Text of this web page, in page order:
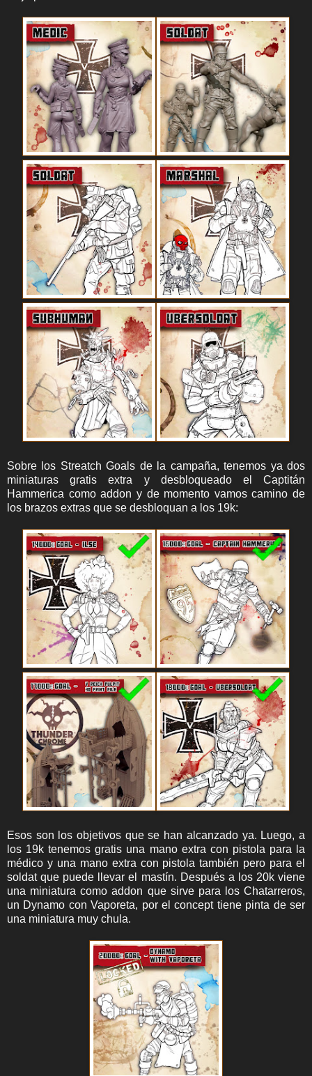
Sobre los Streatch Goals de la campaña, tenemos ya dos
miniaturas gratis extra y desbloqueado el Captitán
Hammerica como addon y de momento vamos camino de
los brazos extras que se desbloquan a los 19k:
Esos son los objetivos que se han alcanzado ya. Luego, a
los 19k tenemos gratis una mano extra con pistola para la
médico y una mano extra con pistola también pero para el
soldat que puede llevar el mastín. Después a los 20k viene
una miniatura como addon que sirve para los Chatarreros,
un Dynamo con Vaporeta, por el concept tiene pinta de ser
una miniatura muy chula.